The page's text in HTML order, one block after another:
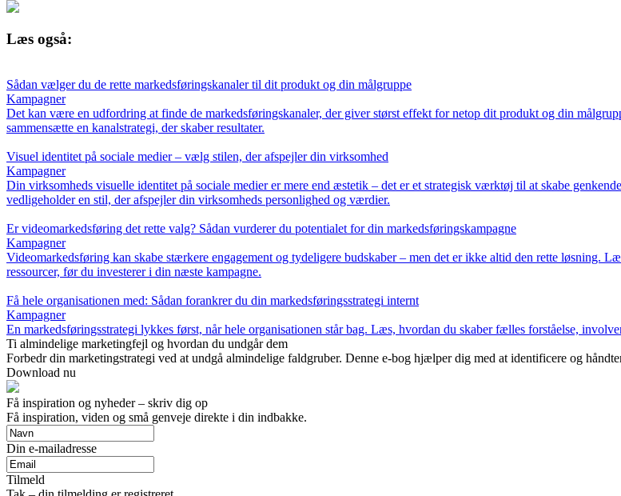
Læs også:
Sådan vælger du de rette markedsføringskanaler til dit produkt og din målgruppe
Kampagner
Det kan være en udfordring at finde de markedsføringskanaler, der giver størst effekt for netop dit produkt og din
sammensætte en kanalstrategi, der skaber resultater.
Visuel identitet på sociale medier – vælg stilen, der afspejler din virksomhed
Kampagner
Din virksomheds visuelle identitet på sociale medier er mere end æstetik – det er et strategisk værktøj til at skabe
vedligeholder en stil, der afspejler din virksomheds personlighed og værdier.
Er videomarkedsføring det rette valg? Sådan vurderer du potentialet for din markedsføringskampagne
Kampagner
Videomarkedsføring kan skabe stærkere engagement og tydeligere budskaber – men det er ikke altid den rette løsning.
ressourcer, før du investerer i din næste kampagne.
Få hele organisationen med: Sådan forankrer du din markedsføringsstrategi internt
Kampagner
En markedsføringsstrategi lykkes først, når hele organisationen står bag. Læs, hvordan du skaber fælles forståelse,
Ti almindelige marketingfejl og hvordan du undgår dem
Forbedr din marketingstrategi ved at undgå almindelige faldgruber. Denne e-bog hjælper dig med at identificere og
Download nu
Få inspiration og nyheder – skriv dig op
Få inspiration, viden og små genveje direkte i din indbakke.
Din e-mailadresse
Tilmeld